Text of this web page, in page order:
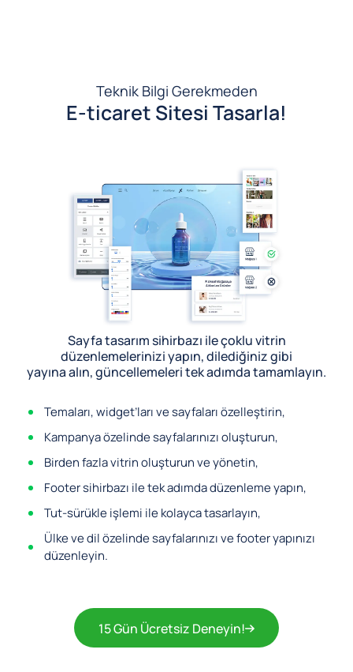
Teknik Bilgi Gerekmeden
E-ticaret Sitesi Tasarla!
Sayfa tasarım sihirbazı ile çoklu vitrin
düzenlemelerinizi yapın, dilediğiniz gibi
yayına alın, güncellemeleri tek adımda tamamlayın.
Temaları, widget’ları ve sayfaları özelleştirin,
Kampanya özelinde sayfalarınızı oluşturun,
Birden fazla vitrin oluşturun ve yönetin,
Footer sihirbazı ile tek adımda düzenleme yapın,
Tut-sürükle işlemi ile kolayca tasarlayın,
Ülke ve dil özelinde sayfalarınızı ve footer yapınızı
düzenleyin.
15 Gün Ücretsiz Deneyin!